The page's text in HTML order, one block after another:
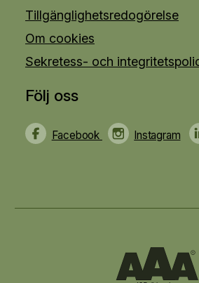
Tillgänglighetsredogörelse
Om cookies
Sekretess- och
Följ oss
Facebook Instagram